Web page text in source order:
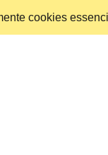
cookies